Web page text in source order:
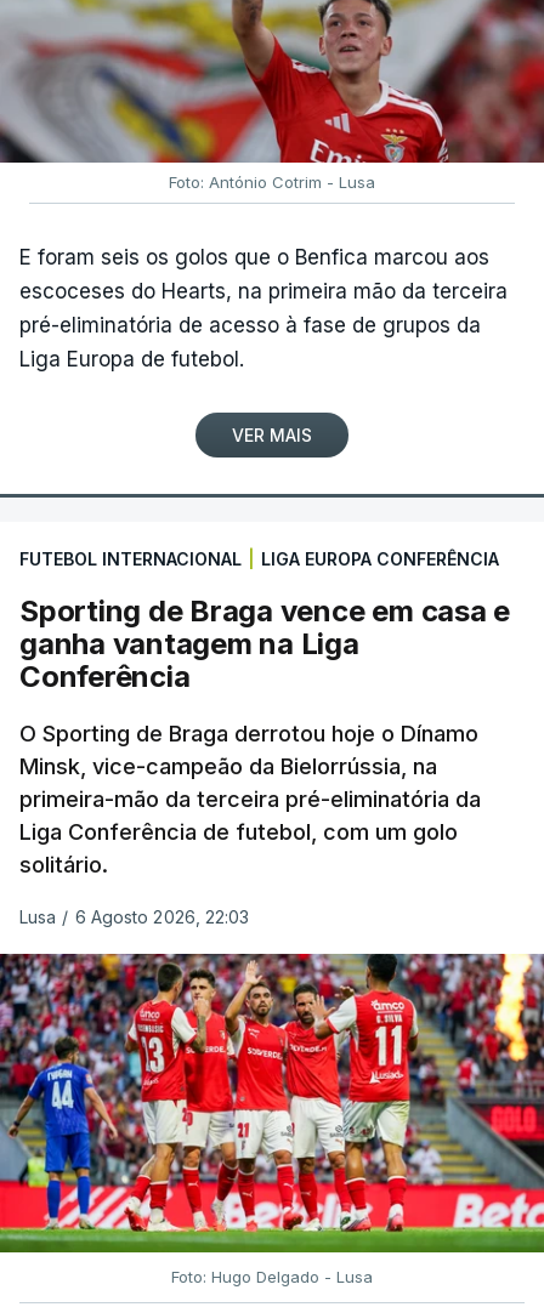
Foto: António Cotrim - Lusa
E foram seis os golos que o Benfica marcou aos
escoceses do Hearts, na primeira mão da terceira
pré-eliminatória de acesso à fase de grupos da
Liga Europa de futebol.
VER MAIS
FUTEBOL INTERNACIONAL LIGA EUROPA CONFERÊNCIA
Sporting de Braga vence em casa e
ganha vantagem na Liga
Conferência
O Sporting de Braga derrotou hoje o Dínamo
Minsk, vice-campeão da Bielorrússia, na
primeira-mão da terceira pré-eliminatória da
Liga Conferência de futebol, com um golo
solitário.
Lusa / 6 Agosto 2026, 22:03
Foto: Hugo Delgado - Lusa